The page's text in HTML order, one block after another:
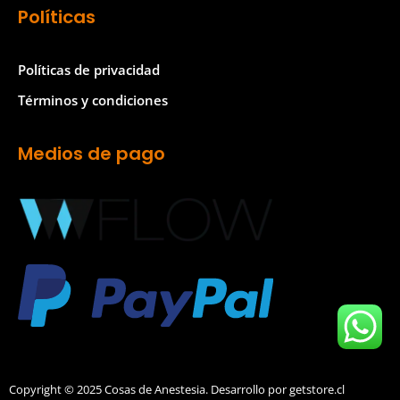
Políticas
Políticas de privacidad
Términos y condiciones
Medios de pago
Copyright © 2025 Cosas de Anestesia. Desarrollo por getstore.cl